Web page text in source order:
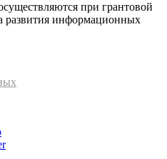
при грантовой
развития информационных